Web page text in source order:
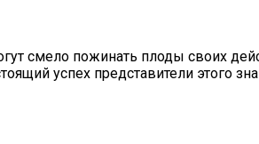
смело пожинать плоды своих
успех представители этого